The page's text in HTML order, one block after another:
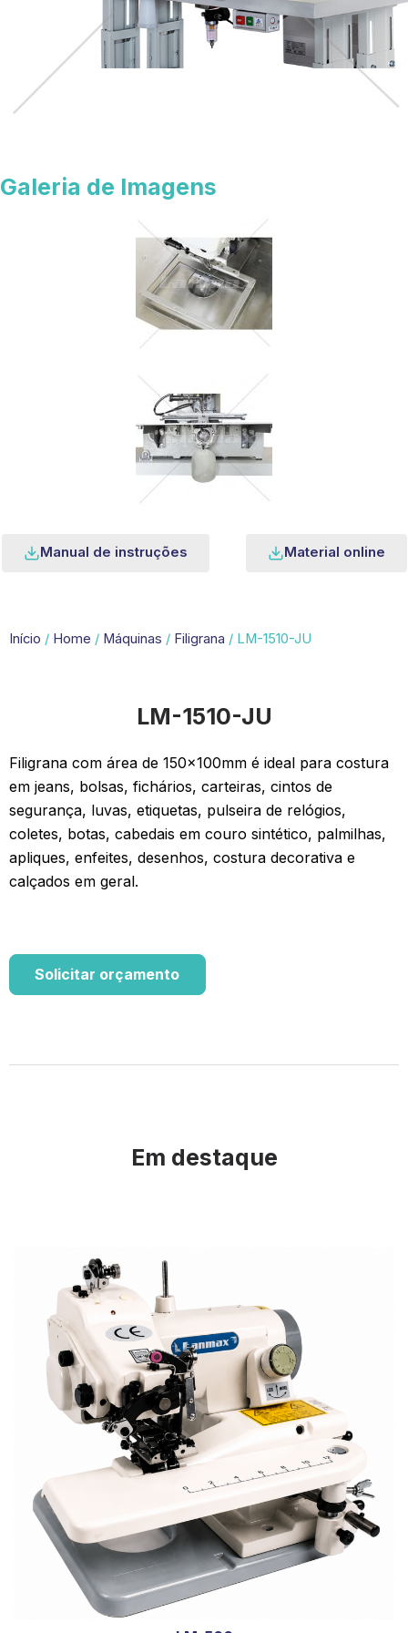
Galeria de Imagens
Manual de instruções Material online
Início / Home / Máquinas / Filigrana / LM-1510-JU
LM-1510-JU
Filigrana com área de 150x100mm é ideal para costura
em jeans, bolsas, fichários, carteiras, cintos de
segurança, luvas, etiquetas, pulseira de relógios,
coletes, botas, cabedais em couro sintético, palmilhas,
apliques, enfeites, desenhos, costura decorativa e
calçados em geral.
Solicitar orçamento
Em destaque